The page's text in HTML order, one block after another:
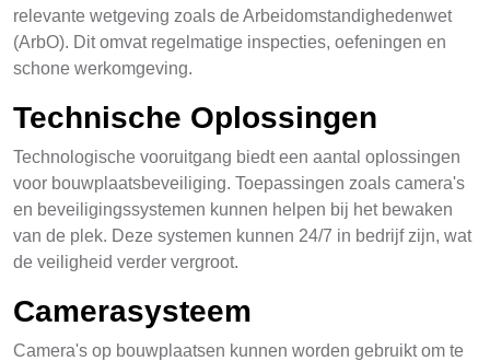
relevante wetgeving zoals de Arbeidomstandighedenwet
(ArbO). Dit omvat regelmatige inspecties, oefeningen en
schone werkomgeving.
Technische Oplossingen
Technologische vooruitgang biedt een aantal oplossingen
voor bouwplaatsbeveiliging. Toepassingen zoals camera's
en beveiligingssystemen kunnen helpen bij het bewaken
van de plek. Deze systemen kunnen 24/7 in bedrijf zijn, wat
de veiligheid verder vergroot.
Camerasysteem
Camera's op bouwplaatsen kunnen worden gebruikt om te